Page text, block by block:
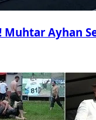
Muhtar Ayhan